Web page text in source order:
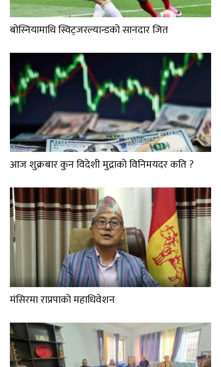
बोस्नियामाथि स्विट्जरल्यान्डको सानदार जित
आज शुक्रबार कुन विदेशी मुद्राको विनिमयदर कति ?
मंसिरमा राप्रपाको महाधिवेशन